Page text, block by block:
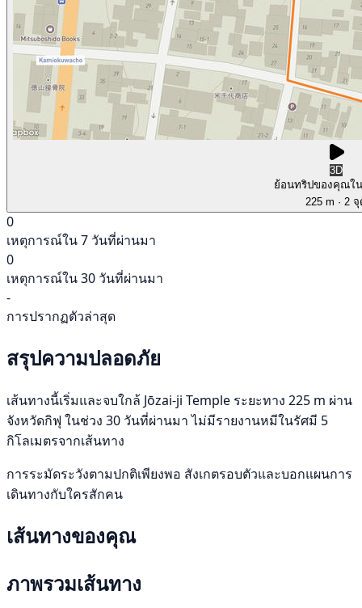
3D
ย้อนทริปของคุณใ
225 m · 2
0
เหตุการณ์ใน 7 วันที่ผ่านมา
0
เหตุการณ์ใน 30 วันที่ผ่านมา
-
การปรากฏตัวล่าสุด
สรุปความปลอดภัย
เส้นทางนี้เริ่มและจบใกล้ Jōzai-ji Temple ระยะทาง 225 m ผ่าน
จังหวัดกิฟุ ในช่วง 30 วันที่ผ่านมา ไม่มีรายงานหมีในรัศมี 5
กิโลเมตรจากเส้นทาง
การระมัดระวังตามปกติเพียงพอ สังเกตรอบตัวและบอกแผนการ
เดินทางกับใครสักคน
เส้นทางของคุณ
ภาพรวมเส้นทาง